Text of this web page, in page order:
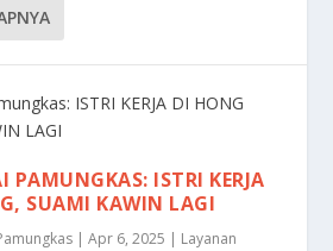
PAMUNGKAS: ISTRI KERJA
SUAMI KAWIN LAGI
|Apr 6, 2025 | Layanan